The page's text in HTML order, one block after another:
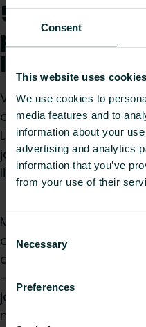
Consent
This website uses cookies
We use cookies to
media features and to
information about your
advertising and analytics
information that you’ve
from your use of their
Consent
Selection
Necessary
Preferences
5. Vido S2 -
lisävarusteet
Vido S2 -
ohjausyksikön,
Lisävarusteita, kuten
jalustakonsolit,
lisävarusteena.
Muut
ohjauskaapelit kauko-
asentajan
-laitteelle
jossa on kolme ydintä
maadoitukselle, sekä